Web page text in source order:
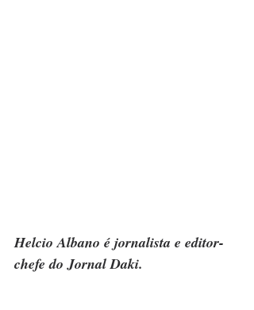
Helcio Albano é jornalista e editor-
chefe do Jornal Daki.